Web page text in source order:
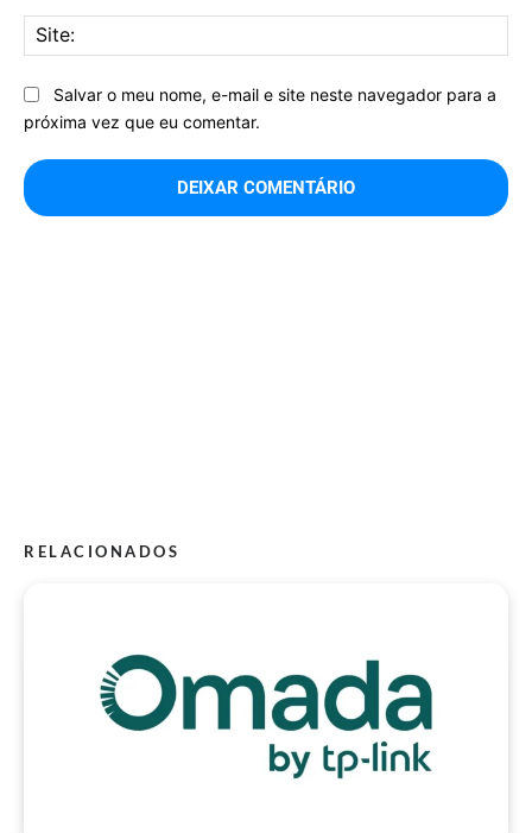
Salvar o meu nome, e-mail e site neste navegador para a
próxima vez que eu comentar.
RELACIONADOS